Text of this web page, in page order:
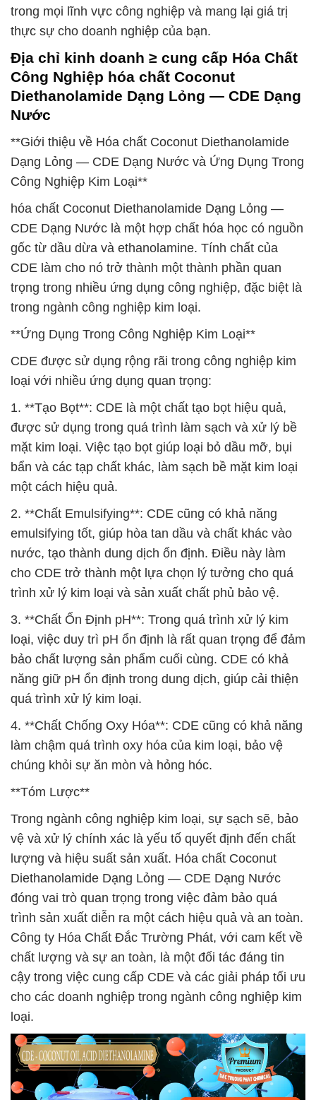
trong mọi lĩnh vực công nghiệp và mang lại giá trị
thực sự cho doanh nghiệp của bạn.
Địa chỉ kinh doanh ≥ cung cấp Hóa Chất
Công Nghiệp hóa chất Coconut
Diethanolamide Dạng Lỏng — CDE Dạng
Nước
**Giới thiệu về Hóa chất Coconut Diethanolamide
Dạng Lỏng — CDE Dạng Nước và Ứng Dụng Trong
Công Nghiệp Kim Loại**
hóa chất Coconut Diethanolamide Dạng Lỏng —
CDE Dạng Nước là một hợp chất hóa học có nguồn
gốc từ dầu dừa và ethanolamine. Tính chất của
CDE làm cho nó trở thành một thành phần quan
trọng trong nhiều ứng dụng công nghiệp, đặc biệt là
trong ngành công nghiệp kim loại.
**Ứng Dụng Trong Công Nghiệp Kim Loại**
CDE được sử dụng rộng rãi trong công nghiệp kim
loại với nhiều ứng dụng quan trọng:
1. **Tạo Bọt**: CDE là một chất tạo bọt hiệu quả,
được sử dụng trong quá trình làm sạch và xử lý bề
mặt kim loại. Việc tạo bọt giúp loại bỏ dầu mỡ, bụi
bẩn và các tạp chất khác, làm sạch bề mặt kim loại
một cách hiệu quả.
2. **Chất Emulsifying**: CDE cũng có khả năng
emulsifying tốt, giúp hòa tan dầu và chất khác vào
nước, tạo thành dung dịch ổn định. Điều này làm
cho CDE trở thành một lựa chọn lý tưởng cho quá
trình xử lý kim loại và sản xuất chất phủ bảo vệ.
3. **Chất Ổn Định pH**: Trong quá trình xử lý kim
loại, việc duy trì pH ổn định là rất quan trọng để đảm
bảo chất lượng sản phẩm cuối cùng. CDE có khả
năng giữ pH ổn định trong dung dịch, giúp cải thiện
quá trình xử lý kim loại.
4. **Chất Chống Oxy Hóa**: CDE cũng có khả năng
làm chậm quá trình oxy hóa của kim loại, bảo vệ
chúng khỏi sự ăn mòn và hỏng hóc.
**Tóm Lược**
Trong ngành công nghiệp kim loại, sự sạch sẽ, bảo
vệ và xử lý chính xác là yếu tố quyết định đến chất
lượng và hiệu suất sản xuất. Hóa chất Coconut
Diethanolamide Dạng Lỏng — CDE Dạng Nước
đóng vai trò quan trọng trong việc đảm bảo quá
trình sản xuất diễn ra một cách hiệu quả và an toàn.
Công ty Hóa Chất Đắc Trường Phát, với cam kết về
chất lượng và sự an toàn, là một đối tác đáng tin
cậy trong việc cung cấp CDE và các giải pháp tối ưu
cho các doanh nghiệp trong ngành công nghiệp kim
loại.